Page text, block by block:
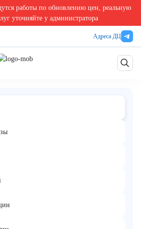
работы по обновлению цен, реальную
уточняйте у администратора
Адреса ДЦ
Helicobacter pylori, ДНК [реал-тайм ПЦР]
ДНК [реал-тайм